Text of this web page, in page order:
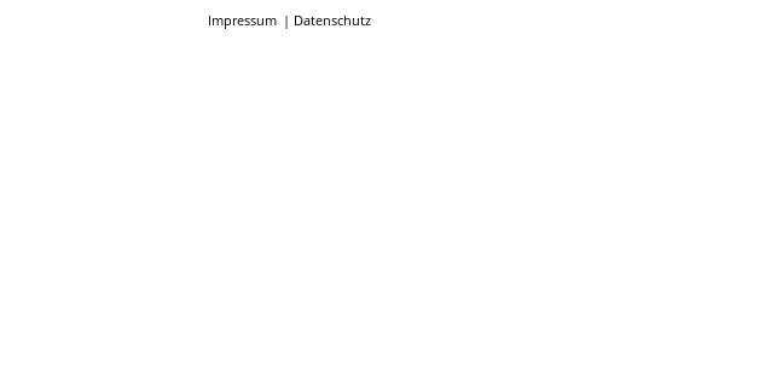
Impressum Datenschutz